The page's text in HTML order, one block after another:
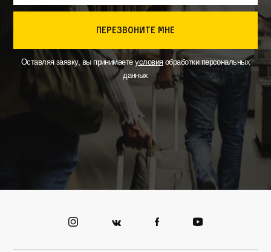
перезвоните мне
Оставляя заявку, вы принимаетеусловияобработки персональных
данных